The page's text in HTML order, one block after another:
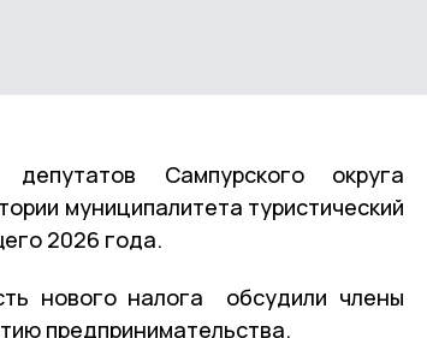
Сампурского округа
муниципалитета туристический
2026 года.
нового налога обсудили члены
предпринимательства.